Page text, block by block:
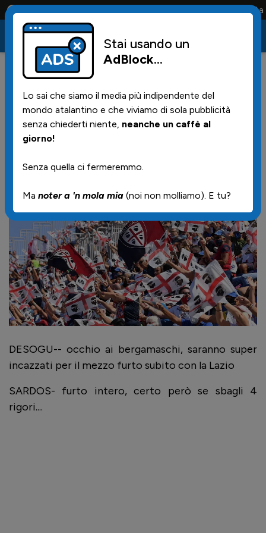
Conta solo la maglia e solo i tifosi la portano tutta la vita
26/04/2026 | 07.27
Commenti dei tifosi del
Cagliari PRIMA della partita
DESOGU-- occhio ai bergamaschi, saranno super
incazzati per il mezzo furto subito con la Lazio
SARDOS- furto intero, certo però se sbagli 4
rigori....
Stai usando un
AdBlock...
Lo sai che siamo il media più indipendente del
mondo atalantino e che viviamo di sola pubblicità
senza chiederti niente, neanche un caffè al
giorno!
Senza quella ci fermeremmo.
Ma noter a 'n mola mia (noi non molliamo). E tu?